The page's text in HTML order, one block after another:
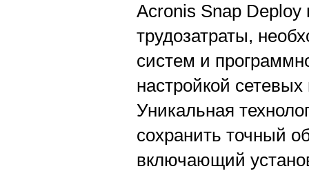
Acronis Snap Deploy
трудозатраты,
систем и
настройкой
Уникальная
сохранить точный
включающий